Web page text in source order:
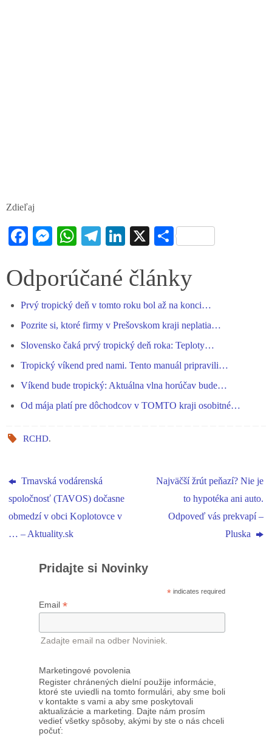
Zdieľaj
Fa
bo
ok
M
se
er
W
ts
pp
Te
gr
m
Li
ed
X S
re
Odporúčané články
Prvý tropický deň v tomto roku bol až na konci…
Pozrite si, ktoré firmy v Prešovskom kraji neplatia…
Slovensko čaká prvý tropický deň roka: Teploty…
Tropický víkend pred nami. Tento manuál pripravili…
Víkend bude tropický: Aktuálna vlna horúčav bude…
Od mája platí pre dôchodcov v TOMTO kraji osobitné…
RCHD.
Trnavská vodárenská
spoločnosť (TAVOS) dočasne
obmedzí v obci Koplotovce v
… – Aktuality.sk
Najväčší žrút peňazí? Nie je
to hypotéka ani auto.
Odpoveď vás prekvapí –
Pluska
Pridajte si Novinky
* indicates required
Email *
Zadajte email na odber Noviniek.
Marketingové povolenia
Register chránených dielní použije informácie,
ktoré ste uviedli na tomto formulári, aby sme boli
v kontakte s vami a aby sme poskytovali
aktualizácie a marketing. Dajte nám prosím
vedieť všetky spôsoby, akými by ste o nás chceli
počuť: